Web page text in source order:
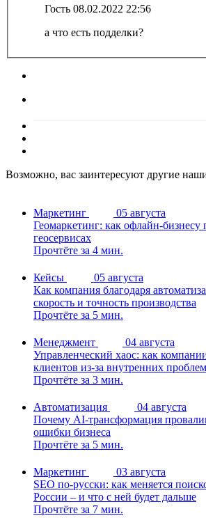
Гость 08.02.2022 22:56
а что есть подделки?
Возможно, вас заинтересуют другие
Маркетинг
05 августа
Геомаркетинг: как офлайн-бизнесу
геосервисах
Прочтёте за 4 мин.
Кейсы
05 августа
Как компания благодаря
скорость и точность производства
Прочтёте за 5 мин.
Менеджмент
04 августа
Управленческий хаос: как
клиентов из-за внутренних проблем
Прочтёте за 3 мин.
Автоматизация
04 августа
Почему AI-трансформация
ошибки бизнеса
Прочтёте за 5 мин.
Маркетинг
03 августа
SEO по-русски: как меняется
России – и что с ней будет дальше
Прочтёте за 7 мин.